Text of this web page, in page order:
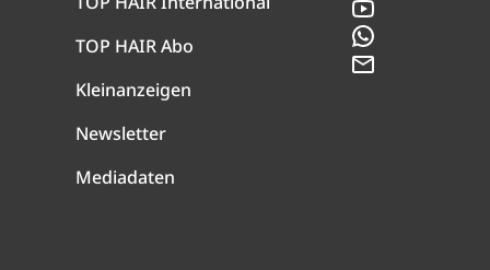
TOP HAIR Abo
Kleinanzeigen
Newsletter
Mediadaten